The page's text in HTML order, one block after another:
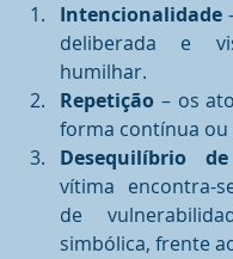
Intencionalidade
deliberada e
humilhar.
Repetição – os
forma contínua ou
Desequilíbrio
vítima encontra-
de
simbólica, frente